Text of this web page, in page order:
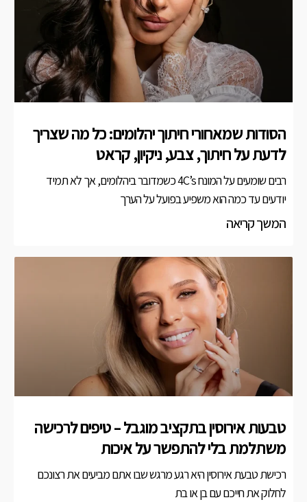
הסודות שמאחורי חיתוך יהלומים: כל מה שצריך
לדעת על חיתוך, צבע, ניקיון, קראט
רבים שומעים על המונח 4C’s כשמדובר ביהלומים, אך לא תמיד
יודעים עד כמה הוא משפיע בפועל על הערך
המשך קריאה
טבעות אירוסין בתקציב מוגבל – טיפים לרכישה
משתלמת בלי להתפשר על איכות
רכישת טבעת אירוסין היא רגע מרגש שבו אתם מביעים את רצונכם
לחלוק את חייכם עם בן או בת